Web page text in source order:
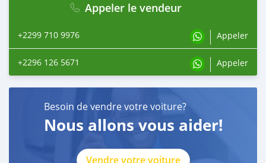
Appeler le vendeur
+2299 710 9976 Appeler
+2296 126 5671 Appeler
Besoin de vendre votre voiture?
Nous allons vous aider!
Vendre votre voiture